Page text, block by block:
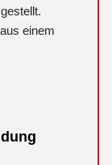
einem